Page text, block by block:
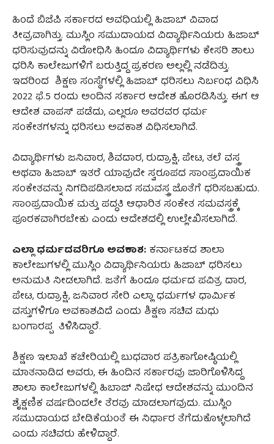
ಹಿಂದೆ ಬಿಜೆಪಿ ಸರ್ಕಾರದ ಅವಧಿಯಲ್ಲಿ ಹಿಜಾಬ್ ವಿವಾದ
ತೀವ್ರವಾಗಿತ್ತು. ಮುಸ್ಲಿಂ ಸಮುದಾಯದ ವಿದ್ಯಾರ್ಥಿನಿಯರು ಹಿಜಾಬ್
ಧರಿಸುವುದನ್ನು ವಿರೋಧಿಸಿ ಹಿಂದೂ ವಿದ್ಯಾರ್ಥಿಗಳು ಕೇಸರಿ ಶಾಲು
ಧರಿಸಿ ಕಾಲೇಜುಗಳಿಗೆ ಬರುತ್ತಿದ್ದ ಪ್ರಕರಣ ಅಲ್ಲಲ್ಲಿ ನಡೆದಿತ್ತು.
ಇದರಿಂದ ಶಿಕ್ಷಣ ಸಂಸ್ಥೆಗಳಲ್ಲಿ ಹಿಜಾಬ್ ಧರಿಸಲು ನಿರ್ಬಂಧ ವಿಧಿಸಿ
2022 ಫೆ.5 ರಂದು ಅಂದಿನ ಸರ್ಕಾರ ಆದೇಶ ಹೊರಡಿಸಿತ್ತು. ಈಗ ಆ
ಆದೇಶ ವಾಪಸ್ ಪಡೆದು, ಎಲ್ಲರೂ ಅವರವರ ಧರ್ಮ
ಸಂಕೇತಗಳನ್ನು ಧರಿಸಲು ಅವಕಾಶ ವಿಧಿಸಲಾಗಿದೆ.
ವಿದ್ಯಾರ್ಥಿಗಳು ಜನಿವಾರ, ಶಿವದಾರ, ರುದ್ರಾಕ್ಷಿ, ಪೇಟ, ತಲೆ ವಸ್ತ್ರ
ಅಥವಾ ಹಿಜಾಬ್ ಇತರೆ ಯಾವುದೇ ಸ್ವರೂಪದ ಸಾಂಪ್ರದಾಯಿಕ
ಸಂಕೇತವನ್ನು ನಿಗದಿಪಡಿಸಲಾದ ಸಮವಸ್ತ್ರ ಜೊತೆಗೆ ಧರಿಸಬಹುದು.
ಸಾಂಪ್ರದಾಯಿಕ ಮತ್ತು ಪದ್ಧತಿ ಆಧಾರಿತ ಸಂಕೇತ ಸಮವಸ್ತ್ರಕ್ಕೆ
ಪೂರಕವಾಗಿರಬೇಕು ಎಂದು ಆದೇಶದಲ್ಲಿ ಉಲ್ಲೇಖಿಸಲಾಗಿದೆ.
ಎಲ್ಲಾ ಧರ್ಮದವರಿಗೂ ಅವಕಾಶ: ಕರ್ನಾಟಕದ ಶಾಲಾ
ಕಾಲೇಜುಗಳಲ್ಲಿ ಮುಸ್ಲಿಂ ವಿದ್ಯಾರ್ಥಿನಿಯರು ಹಿಜಾಬ್ ಧರಿಸಲು
ಅನುಮತಿ ನೀಡಲಾಗಿದೆ. ಜತೆಗೆ ಹಿಂದೂ ಧರ್ಮದ ಪವಿತ್ರ ದಾರ,
ಪೇಟ, ರುದ್ರಾಕ್ಷಿ, ಜನಿವಾರ ಸೇರಿ ಎಲ್ಲಾ ಧರ್ಮಗಳ ಧಾರ್ಮಿಕ
ವಸ್ತುಗಳಿಗೂ ಅವಕಾಶವಿದೆ ಎಂದು ಶಿಕ್ಷಣ ಸಚಿವ ಮಧು
ಬಂಗಾರಪ್ಪ ತಿಳಿಸಿದ್ದಾರೆ.
ಶಿಕ್ಷಣ ಇಲಾಖೆ ಕಚೇರಿಯಲ್ಲಿ ಬುಧವಾರ ಪತ್ರಿಕಾಗೋಷ್ಠಿಯಲ್ಲಿ
ಮಾತನಾಡಿದ ಅವರು, ಈ ಹಿಂದಿನ ಸರ್ಕಾರವು ಜಾರಿಗೊಳಿಸಿದ್ದ
ಶಾಲಾ ಕಾಲೇಜುಗಳಲ್ಲಿ ಹಿಬಾಜ್ ನಿಷೇಧ ಆದೇಶವನ್ನು ಮುಂದಿನ
ಶೈಕ್ಷಣಿಕ ವರ್ಷದಿಂದಲೇ ತೆರವು ಮಾಡಲಾಗವುದು. ಮುಸ್ಲಿಂ
ಸಮುದಾಯದ ಬೇಡಿಕೆಯಂತೆ ಈ ನಿರ್ಧಾರ ತೆಗೆದುಕೊಳ್ಳಲಾಗಿದೆ
ಎಂದು ಸಚಿವರು ಹೇಳಿದ್ದಾರೆ.